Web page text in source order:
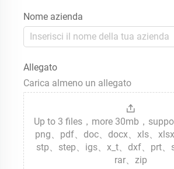
Nome azienda
Allegato
Carica almeno un allegato
Up to 3 files，more 30mb，
png、pdf、doc、docx、xls、xlsx
stp、step、igs、x_t、dxf、prt、
rar、zip